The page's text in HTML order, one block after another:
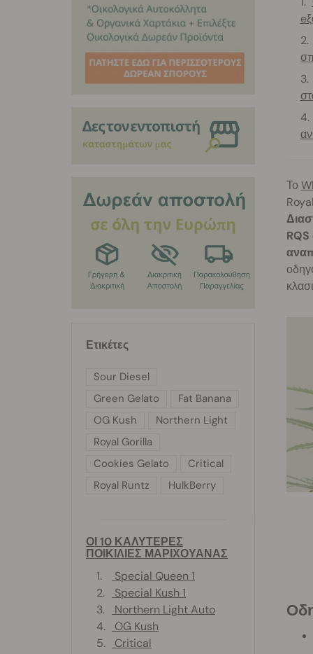
Το
Ετικέτες
Sour Diesel
Green Gelato
Fat Banana
OG Kush
Northern Light
Royal Gorilla
Cookies Gelato
Critical
Royal Runtz
HulkBerry
ΟΙ 10 ΚΑΛΥΤΕΡΕΣ
ΠΟΙΚΙΛΙΕΣ ΜΑΡΙΧΟΥΑΝΑΣ
1.
Special Queen 1
2.
Special Kush 1
3.
Northern Light Auto
4.
OG Kush
5.
Critical